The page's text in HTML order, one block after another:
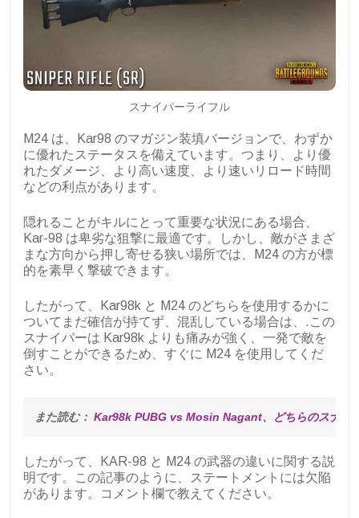
スナイパーライフル
M24 は、Kar98 のマガジン装填バージョンで、わずか
に優れたステータスを備えています。つまり、より優
れたダメージ、より高い速度、より速いリロード時間
などの利点があります。
隠れることがキルにとって重要な状況にある場合、
Kar-98 は卑劣な狙撃に最適です。しかし、敵がさまざ
まな方向から押し寄せる狭い場所では、M24 の方が標
的を素早く撃破できます。
したがって、Kar98k と M24 のどちらを使用するかに
ついてまだ確信が持てず、混乱している場合は、.この
スナイパーは Kar98k よりも痛みが強く、一発で敵を
倒すことができるため、すぐに M24 を使用してくだ
さい。
また読む： Kar98k PUBG vs Mosin Nagant、どちらのスナイ
したがって、KAR-98 と M24 の武器の違いに関する説
明です。この記事のように、ステートメントには欠陥
があります。コメント欄で教えてください。